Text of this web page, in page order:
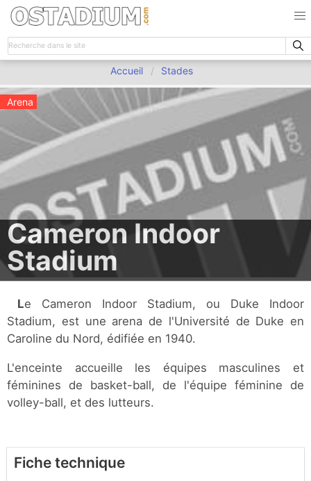
Accueil Stades
Arena
Cameron Indoor
Stadium
Le Cameron Indoor Stadium, ou Duke Indoor
Stadium, est une arena de l'Université de Duke en
Caroline du Nord, édifiée en 1940.
L'enceinte accueille les équipes masculines et
féminines de basket-ball, de l'équipe féminine de
volley-ball, et des lutteurs.
Fiche technique